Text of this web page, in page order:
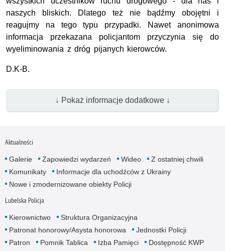
naszych bliskich. Dlatego też nie bądźmy obojętni i
reagujmy na tego typu przypadki. Nawet anonimowa
informacja przekazana policjantom przyczynia się do
wyeliminowania z dróg pijanych kierowców.
D.K-B.
↓ Pokaż informacje dodatkowe ↓
Aktualności
Galerie Zapowiedzi wydarzeń Wideo
Z ostatniej chwili
Komunikaty
Informacje dla uchodźców z Ukrainy
Nowe i zmodernizowane obiekty Policji
Lubelska Policja
Kierownictwo
Struktura Organizacyjna
Patronat honorowy/Asysta honorowa
Jednostki Policji
Patron
Pomnik Tablica Izba Pamięci Dostępność KWP